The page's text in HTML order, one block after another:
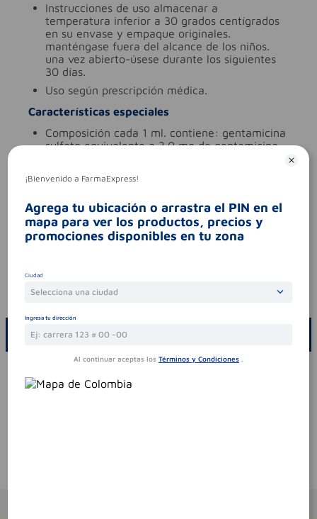
instrucciones de uso almacenar a
temperatura inferior a 30 grados centígrados
en su envase y empaque originales.
manténgase fuera del alcance de los niños.
una vez abierto-úsese durante los siguientes
30 días.
uso según prescripción médica.
Características especiales
composición cada 1 ml. contiene: gentamicina
sulfato equivalente a 3.0 mg de gentamicina
ingredientes (molécula activa)
Aviso legal
contraindicaciones hipersensibilidad a la
codigo invima
ESCRIBE UN COMENTARIO
Sin comentarios.
¡Bienvenido a FarmaExpress!
Agrega tu ubicación o arrastra el PIN en el
mapa para ver los productos, precios y
promociones disponibles en tu zona
Ciudad
Selecciona una ciudad
Ingresa tu dirección
Al continuar aceptas los Términos y Condiciones .